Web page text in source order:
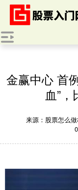
金赢中心 首
血”
来源：股票怎么